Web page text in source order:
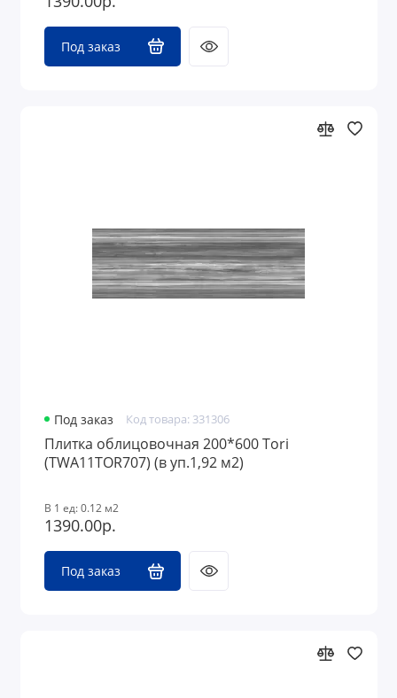
Под заказ
Под заказ Код товара: 331306
Плитка облицовочная 200*600 Tori
(TWA11TOR707) (в уп.1,92 м2)
В 1 ед: 0.12 м2
1390.00р.
Под заказ